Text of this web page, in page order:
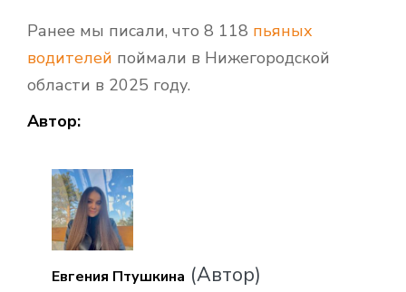
Ранее мы писали, что 8 118 пьяных
водителей поймали в Нижегородской
области в 2025 году.
Автор:
Евгения Птушкина (Автор)